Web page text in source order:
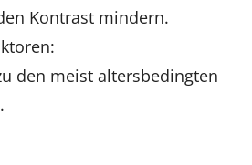
Kontrast mindern.
den meist altersbedingten